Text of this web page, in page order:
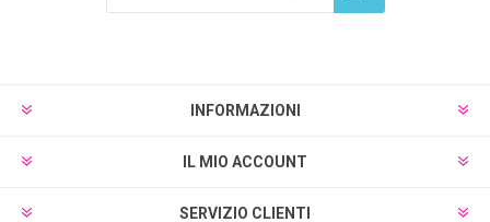
INFORMAZIONI
IL MIO ACCOUNT
SERVIZIO CLIENTI